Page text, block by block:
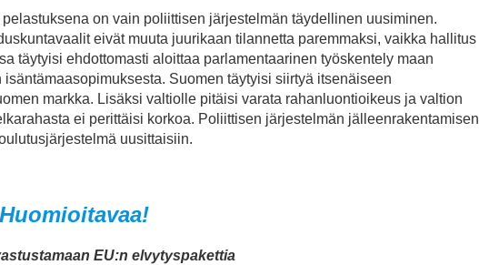
on vain poliittisen järjestelmän täydellinen uusiminen.
eivät muuta juurikaan tilannetta paremmaksi, vaikka hallitus
täytyisi ehdottomasti aloittaa parlamentaarinen työskentely maan
Suomen täytyisi siirtyä itsenäiseen
markka. Lisäksi valtiolle pitäisi varata rahanluontioikeus ja valtion
ei perittäisi korkoa. Poliittisen järjestelmän jälleenrakentamisen
uusittaisiin.
Huomioitavaa!
EU:n elvytyspakettia